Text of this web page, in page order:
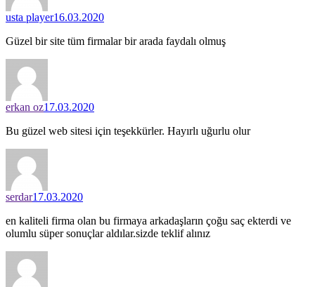
usta player16.03.2020
Güzel bir site tüm firmalar bir arada faydalı olmuş
erkan oz17.03.2020
Bu güzel web sitesi için teşekkürler. Hayırlı uğurlu olur
serdar17.03.2020
en kaliteli firma olan bu firmaya arkadaşların çoğu saç ekterdi ve
olumlu süper sonuçlar aldılar.sizde teklif alınız